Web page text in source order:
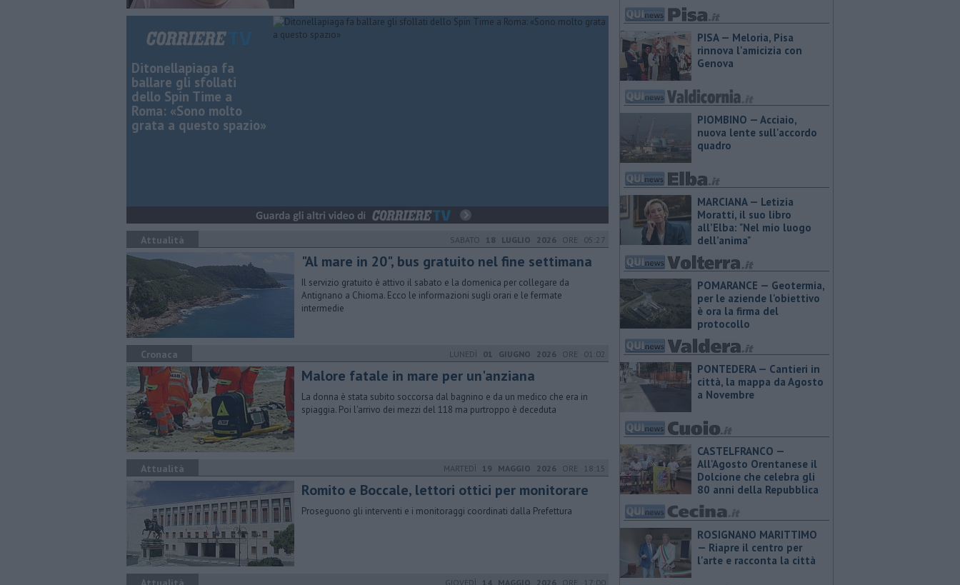
Ditonellapiaga fa
ballare gli sfollati
dello Spin Time a
Roma: «Sono molto
grata a questo spazio»
Attualità SABATO 18 LUGLIO 2026 ORE 05:27
"Al mare in 20", bus gratuito nel fine settimana
Il servizio gratuito è attivo il sabato e la domenica per collegare da
Antignano a Chioma. Ecco le informazioni sugli orari e le fermate
intermedie
Cronaca LUNEDÌ 01 GIUGNO 2026 ORE 01:02
Malore fatale in mare per un'anziana
La donna è stata subito soccorsa dal bagnino e da un medico che era in
spiaggia. Poi l'arrivo dei mezzi del 118 ma purtroppo è deceduta
Attualità MARTEDÌ 19 MAGGIO 2026 ORE 18:15
Romito e Boccale, lettori ottici per monitorare
Proseguono gli interventi e i monitoraggi coordinati dalla Prefettura
GIOVEDÌ 14 MAGGIO 2026 ORE 17:00
PISA — Meloria, Pisa
rinnova l'amicizia con
Genova
PIOMBINO — Acciaio,
nuova lente sull'accordo
quadro
MARCIANA — ​Letizia
Moratti, il suo libro
all’Elba: "Nel mio luogo
dell’anima"
POMARANCE — Geotermia,
per le aziende l'obiettivo
è ora la firma del
protocollo
PONTEDERA — Cantieri in
città, la mappa da Agosto
a Novembre
CASTELFRANCO —
All'Agosto Orentanese il
Dolcione che celebra gli
80 anni della Repubblica
ROSIGNANO MARITTIMO
— Riapre il centro per
l'arte e racconta la città